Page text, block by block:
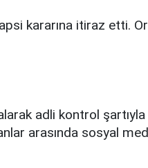
kararına itiraz etti.
adli kontrol şartıyla
arasında sosyal